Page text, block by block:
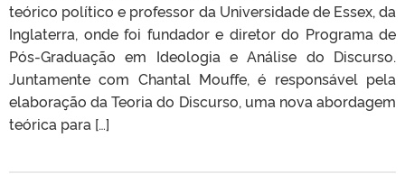
teórico político e professor da Universidade de Essex, da
Inglaterra, onde foi fundador e diretor do Programa de
Pós-Graduação em Ideologia e Análise do Discurso.
Juntamente com Chantal Mouffe, é responsável pela
elaboração da Teoria do Discurso, uma nova abordagem
teórica para […]